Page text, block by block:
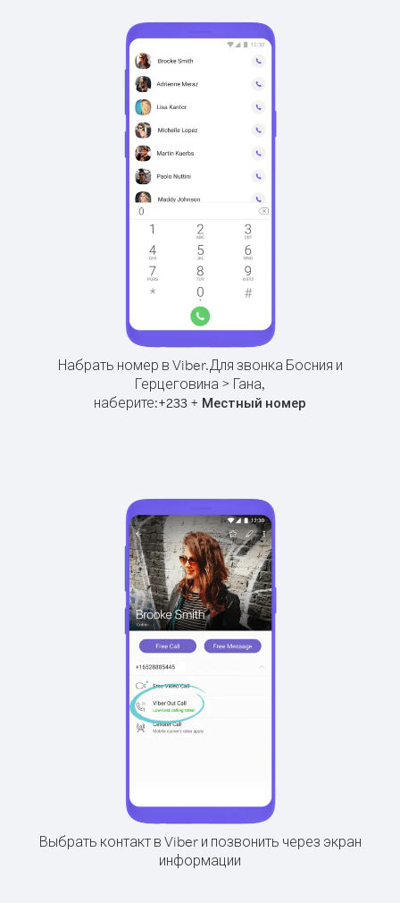
Набрать номер в Viber.Для звонка Босния и
Герцеговина > Гана,
наберите:+233 + Местный номер
Выбрать контакт в Viber и позвонить через экран
информации